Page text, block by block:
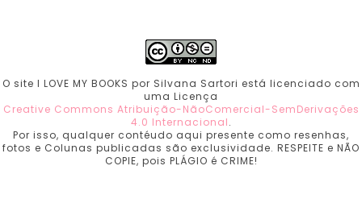
O site I LOVE MY BOOKS por Silvana Sartori está licenciado com
uma Licença
Creative Commons Atribuição-NãoComercial-SemDerivações
4.0 Internacional.
Por isso, qualquer contéudo aqui presente como resenhas,
fotos e Colunas publicadas são exclusividade. RESPEITE e NÃO
COPIE, pois PLÁGIO é CRIME!